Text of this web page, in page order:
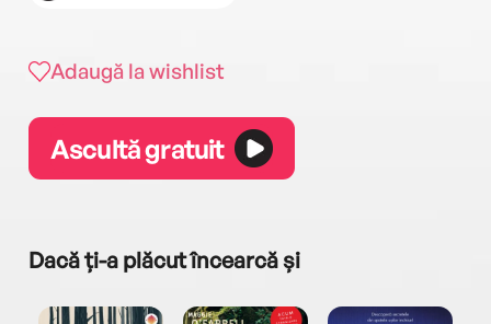
Adaugă la wishlist
Ascultă gratuit
Dacă ți-a plăcut încearcă și